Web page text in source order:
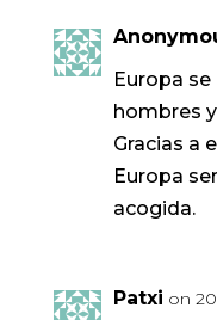
Europa
hombres
Gracias a
Europa
acogida.
Patxi on